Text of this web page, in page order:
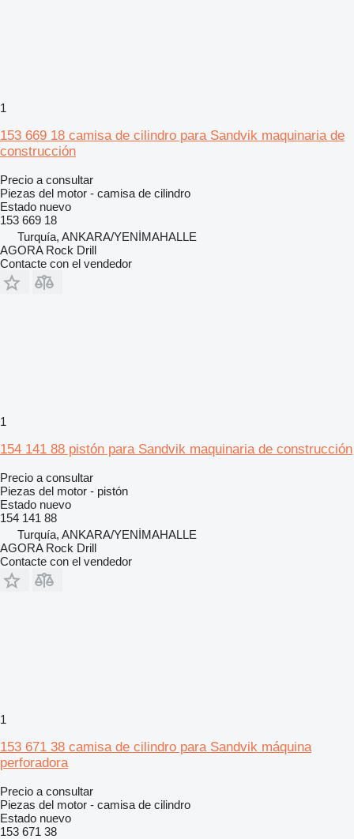
1
153 669 18 camisa de cilindro para Sandvik maquinaria de
construcción
Precio a consultar
Piezas del motor - camisa de cilindro
Estado nuevo
153 669 18
Turquía, ANKARA/YENİMAHALLE
AGORA Rock Drill
Contacte con el vendedor
1
154 141 88 pistón para Sandvik maquinaria de construcción
Precio a consultar
Piezas del motor - pistón
Estado nuevo
154 141 88
Turquía, ANKARA/YENİMAHALLE
AGORA Rock Drill
Contacte con el vendedor
1
153 671 38 camisa de cilindro para Sandvik máquina
perforadora
Precio a consultar
Piezas del motor - camisa de cilindro
Estado nuevo
153 671 38